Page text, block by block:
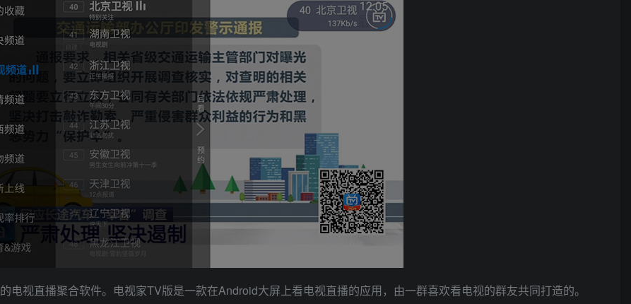
电视直播聚合软件。电视家TV版是一款在Android大屏上看电视直播的应用，由一群喜欢看电视的群友共同打造的。